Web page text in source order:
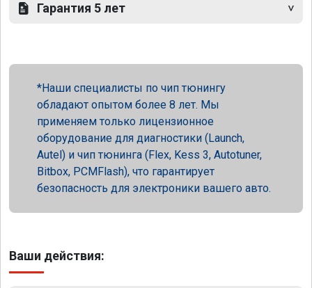
Гарантия 5 лет
Наши специалисты по чип тюнингу
обладают опытом более 8 лет. Мы
применяем только лицензионное
оборудование для диагностики (Launch,
Autel) и чип тюнинга (Flex, Kess 3, Autotuner,
Bitbox, PCMFlash), что гарантирует
безопасность для электроники вашего авто.
Ваши действия: